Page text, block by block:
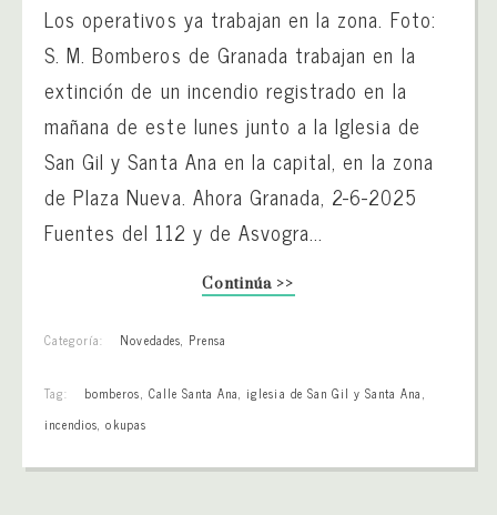
Los operativos ya trabajan en la zona. Foto:
S. M. Bomberos de Granada trabajan en la
extinción de un incendio registrado en la
mañana de este lunes junto a la Iglesia de
San Gil y Santa Ana en la capital, en la zona
de Plaza Nueva. Ahora Granada, 2-6-2025
Fuentes del 112 y de Asvogra...
Continúa >>
Categoría: Novedades, Prensa
Tag: bomberos, Calle Santa Ana, iglesia de San Gil y Santa Ana,
incendios,okupas